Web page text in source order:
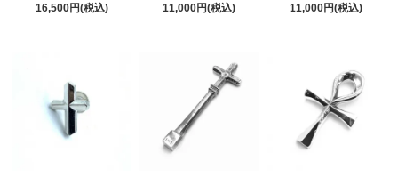
16,500円(税込)
11,000円(税込)
11,000円(税込)